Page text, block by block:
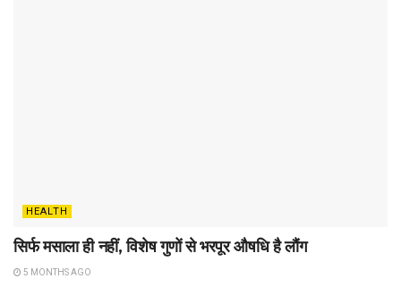
HEALTH
सिर्फ मसाला ही नहीं, विशेष गुणों से भरपूर औषधि है लौंग
5 MONTHS AGO